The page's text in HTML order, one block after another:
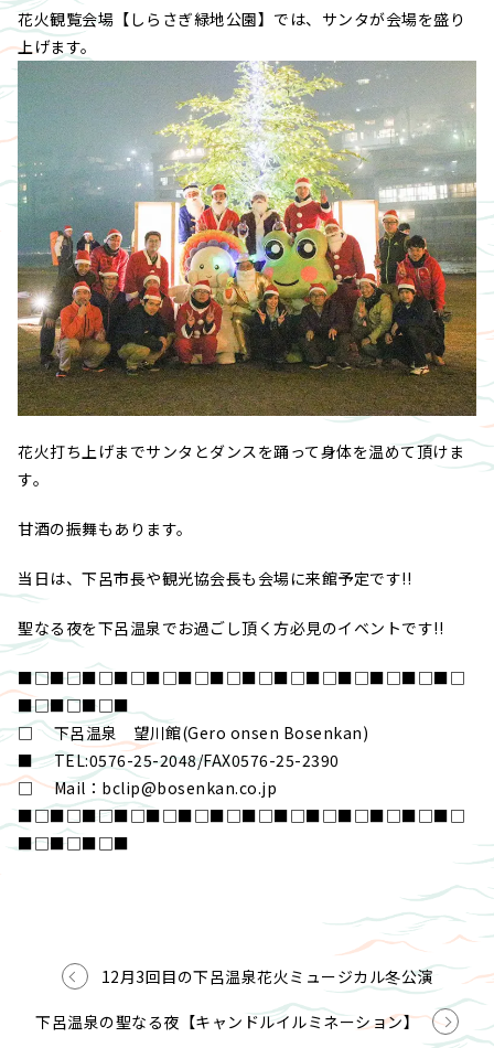
花火観覧会場【しらさぎ緑地公園】では、サンタが会場を盛り
上げます。
花火打ち上げまでサンタとダンスを踊って身体を温めて頂けま
す。
甘酒の振舞もあります。
当日は、下呂市長や観光協会長も会場に来館予定です!!
聖なる夜を下呂温泉でお過ごし頂く方必見のイベントです!!
■□■□■□■□■□■□■□■□■□■□■□■□■□■□
■□■□■□■
□ 下呂温泉 望川館(Gero onsen Bosenkan)
■ TEL:0576-25-2048/FAX0576-25-2390
□ Mail：bclip@bosenkan.co.jp
■□■□■□■□■□■□■□■□■□■□■□■□■□■□
■□■□■□■
12月3回目の下呂温泉花火ミュージカル冬公演
下呂温泉の聖なる夜【キャンドルイルミネーション】